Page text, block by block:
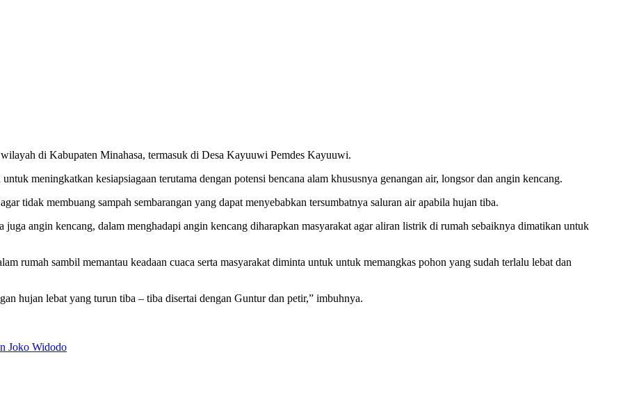
di Kabupaten Minahasa, termasuk di Desa Kayuuwi Pemdes Kayuuwi.
meningkatkan kesiapsiagaan terutama dengan potensi bencana alam khususnya genangan air, longsor dan angin kencang.
tidak membuang sampah sembarangan yang dapat menyebabkan tersumbatnya saluran air apabila hujan tiba.
juga angin kencang, dalam menghadapi angin kencang diharapkan masyarakat agar aliran listrik di rumah sebaiknya dimatikan untuk
rumah sambil memantau keadaan cuaca serta masyarakat diminta untuk untuk memangkas pohon yang sudah terlalu lebat dan
hujan lebat yang turun tiba – tiba disertai dengan Guntur dan petir,” imbuhnya.
Joko Widodo